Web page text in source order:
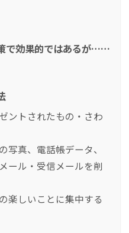
で効果的ではあるが……
ントされたもの・さわ
写真、電話帳データ、
ール・受信メールを削
楽しいことに集中する